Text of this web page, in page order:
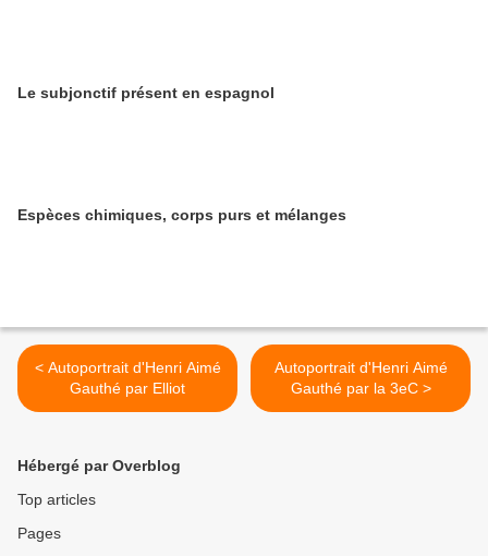
Le subjonctif présent en espagnol
Espèces chimiques, corps purs et mélanges
< Autoportrait d'Henri Aimé
Gauthé par Elliot
Autoportrait d'Henri Aimé
Gauthé par la 3eC >
Hébergé par Overblog
Top articles
Pages